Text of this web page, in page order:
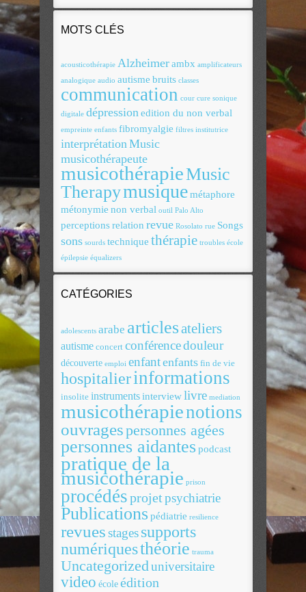
MOTS CLÉS
acousticothérapie Alzheimerambx amplificateurs
analogique audio autisme bruits classes
communication cour cure sonique
digitale dépressionedition du non verbal
empreinte enfants fibromyalgie filtres institutrice
interprétationMusic
musicothérapeute
musicothérapieMusic
Therapymusiquemétaphore
métonymie non verbal outil Palo Alto
perceptionsrelation revue Rosolato rue Songs
sons sourds technique thérapie troubles école
épilepsie équalizers
CATÉGORIES
adolescents arabe articlesateliers
autisme concert conférencedouleur
découverte emploi enfantenfants fin de vie
hospitalierinformations
insolite instrumentsinterviewlivre mediation
musicothérapienotions
ouvragespersonnes agées
personnes aidantes podcast
pratique de la
musicothérapie prison
procédésprojetpsychiatrie
Publications pédiatrie resilience
revuesstagessupports
numériquesthéorie trauma
Uncategorizeduniversitaire
video école édition